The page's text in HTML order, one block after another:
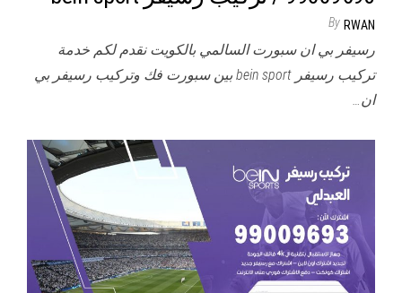
By RWAN
رسيفر بي ان سبورت السالمي بالكويت نقدم لكم خدمة
تركيب رسيفر bein sport بين سبورت فك وتركيب رسيفر بي
ان…